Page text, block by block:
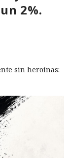
2%.
sin heroínas: